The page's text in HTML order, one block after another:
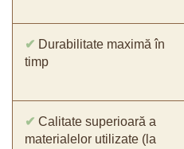
✔ Durabilitate maximă în
timp
✔ Calitate superioară a
materialelor utilizate (la